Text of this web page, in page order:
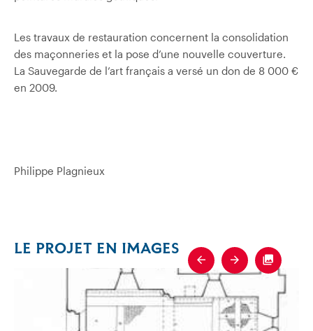
Les travaux de restauration concernent la consolidation
des maçonneries et la pose d’une nouvelle couverture.
La Sauvegarde de l’art français a versé un don de 8 000 €
en 2009.
Philippe Plagnieux
LE PROJET EN IMAGES
Previous
Next